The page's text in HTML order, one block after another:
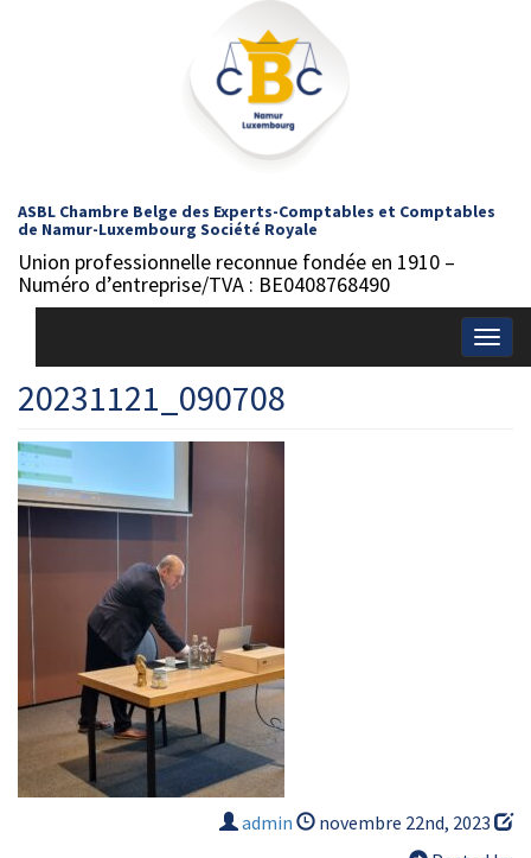
ASBL Chambre Belge des Experts-Comptables et Comptables
de Namur-Luxembourg Société Royale
Union professionnelle reconnue fondée en 1910 –
Numéro d’entreprise/TVA : BE0408768490
20231121_090708
admin
novembre 22nd, 2023